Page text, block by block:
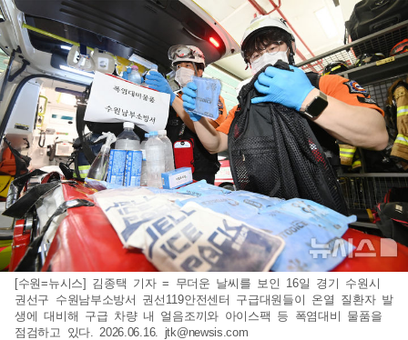
[수원=뉴시스] 김종택 기자 = 무더운 날씨를 보인 16일 경기 수원시
권선구 수원남부소방서 권선119안전센터 구급대원들이 온열 질환자 발
생에 대비해 구급 차량 내 얼음조끼와 아이스팩 등 폭염대비 물품을
점검하고 있다. 2026.06.16. jtk@newsis.com